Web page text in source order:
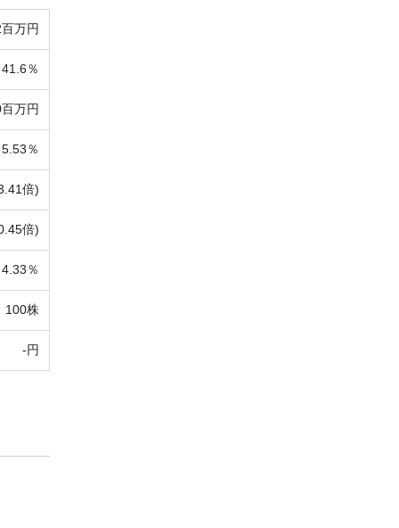
万円
41.6％
万円
5.53％
倍)
倍)
4.33％
100株
-円